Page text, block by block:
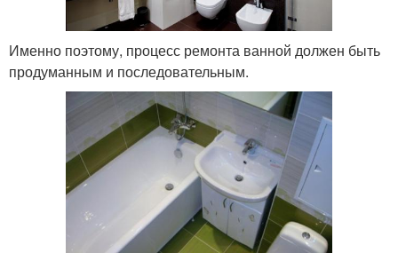
Именно поэтому, процесс ремонта ванной должен быть
продуманным и последовательным.